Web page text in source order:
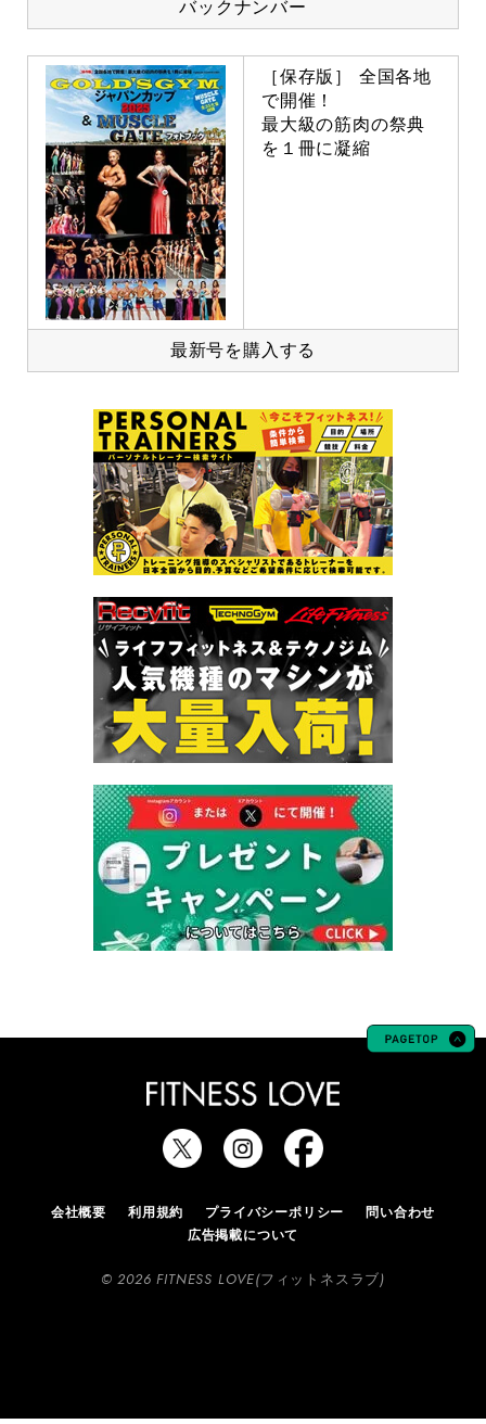
バックナンバー
［保存版］ 全国各地
で開催！
最大級の筋肉の祭典
を１冊に凝縮
最新号を購入する
会社概要 利用規約 プライバシーポリシー
問い合わせ
広告掲載について
© 2026 FITNESS LOVE(フィットネスラブ)